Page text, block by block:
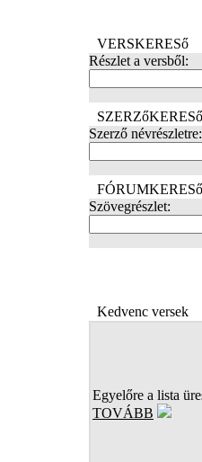
VERSKERESő
Részlet a versből:
SZERZőKERESő
Szerző névrészletre:
FÓRUMKERESő
Szövegrészlet:
Kedvenc versek
Egyelőre a lista
TOVÁBB